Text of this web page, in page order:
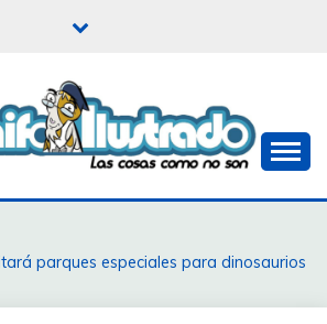
ILUSTRADO
parques especiales para dinosaurios